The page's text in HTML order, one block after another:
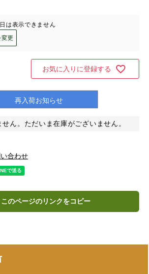
は表示できません
変更
お気に入りに登録する
再入荷お知らせ
ん。ただいま在庫がございません。
合わせ
このページのリンクをコピー